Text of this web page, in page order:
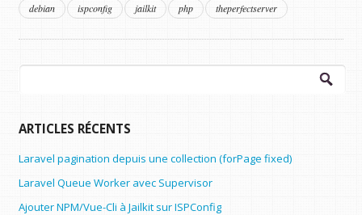
debian ispconfig jailkit php theperfectserver
Rechercher :
ARTICLES RÉCENTS
Laravel pagination depuis une collection (forPage fixed)
Laravel Queue Worker avec Supervisor
Ajouter NPM/Vue-Cli à Jailkit sur ISPConfig